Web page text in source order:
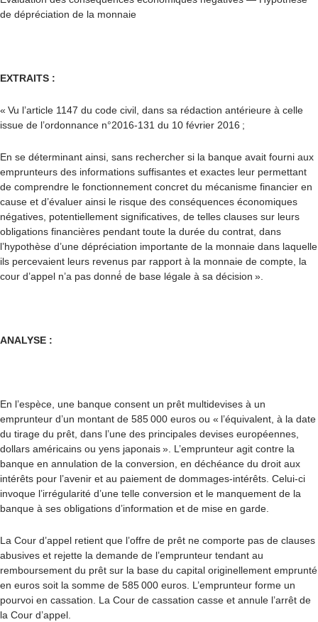
de dépréciation de la monnaie
EXTRAITS :
« Vu l’article 1147 du code civil, dans sa rédaction antérieure à celle
issue de l’ordonnance n°2016-131 du 10 février 2016 ;
En se déterminant ainsi, sans rechercher si la banque avait fourni aux
emprunteurs des informations suffisantes et exactes leur permettant
de comprendre le fonctionnement concret du mécanisme financier en
cause et d’évaluer ainsi le risque des conséquences économiques
négatives, potentiellement significatives, de telles clauses sur leurs
obligations financières pendant toute la durée du contrat, dans
l’hypothèse d’une dépréciation importante de la monnaie dans laquelle
ils percevaient leurs revenus par rapport à la monnaie de compte, la
cour d’appel n’a pas donné́ de base légale à sa décision ».
ANALYSE :
En l’espèce, une banque consent un prêt multidevises à un
emprunteur d’un montant de 585 000 euros ou « l’équivalent, à la date
du tirage du prêt, dans l’une des principales devises européennes,
dollars américains ou yens japonais ». L’emprunteur agit contre la
banque en annulation de la conversion, en déchéance du droit aux
intérêts pour l’avenir et au paiement de dommages-intérêts. Celui-ci
invoque l’irrégularité d’une telle conversion et le manquement de la
banque à ses obligations d’information et de mise en garde.
La Cour d’appel retient que l’offre de prêt ne comporte pas de clauses
abusives et rejette la demande de l’emprunteur tendant au
remboursement du prêt sur la base du capital originellement emprunté
en euros soit la somme de 585 000 euros. L’emprunteur forme un
pourvoi en cassation. La Cour de cassation casse et annule l’arrêt de
la Cour d’appel.